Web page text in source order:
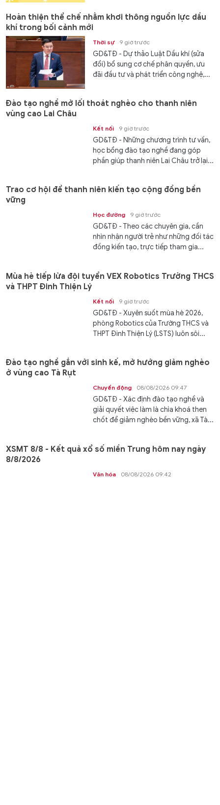
Hoàn thiện thể chế nhằm khơi thông nguồn lực dầu
khí trong bối cảnh mới
Thời sự 9 giờ trước
GD&TĐ - Dự thảo Luật Dầu khí (sửa
đổi) bổ sung cơ chế phân quyền, ưu
đãi đầu tư và phát triển công nghệ,...
Đào tạo nghề mở lối thoát nghèo cho thanh niên
vùng cao Lai Châu
Kết nối 9 giờ trước
GD&TĐ - Những chương trình tư vấn,
học bổng đào tạo nghề đang góp
phần giúp thanh niên Lai Châu trở lại...
Trao cơ hội để thanh niên kiến tạo cộng đồng bền
vững
Học đường 9 giờ trước
GD&TĐ - Theo các chuyên gia, cần
nhìn nhận người trẻ như những đối tác
đồng kiến tạo, trực tiếp tham gia...
Mùa hè tiếp lửa đội tuyển VEX Robotics Trường THCS
và THPT Đinh Thiện Lý
Kết nối 9 giờ trước
GD&TĐ - ​​Xuyên suốt mùa hè 2026,
phòng Robotics của Trường THCS và
THPT Đinh Thiện Lý (LSTS) luôn sôi...
Đào tạo nghề gắn với sinh kế, mở hướng giảm nghèo
ở vùng cao Tà Rụt
Chuyển động 08/08/2026 09:47
GD&TĐ - Xác định đào tạo nghề và
giải quyết việc làm là chìa khoá then
chốt để giảm nghèo bền vững, xã Tà...
XSMT 8/8 - Kết quả xổ số miền Trung hôm nay ngày
8/8/2026
Văn hóa 08/08/2026 09:42